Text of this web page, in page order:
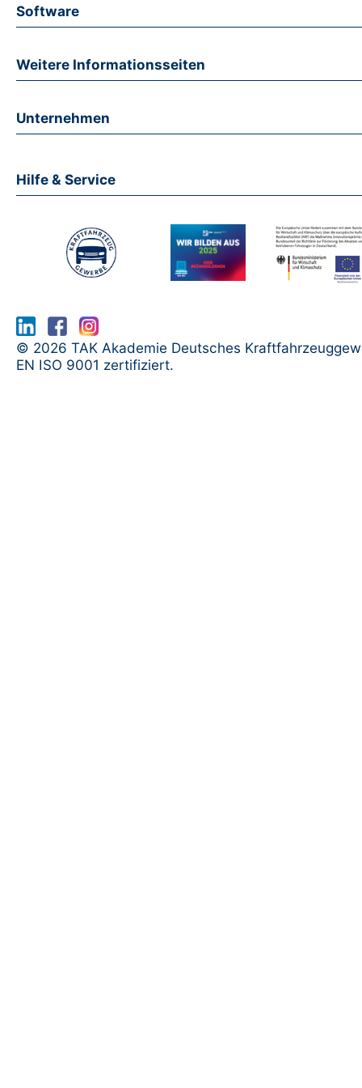
Termine bekannt
Software
Weitere Informationsseiten
Unternehmen
Hilfe & Service
© 2026 TAK Akademie Deutsches
EN ISO 9001 zertifiziert.